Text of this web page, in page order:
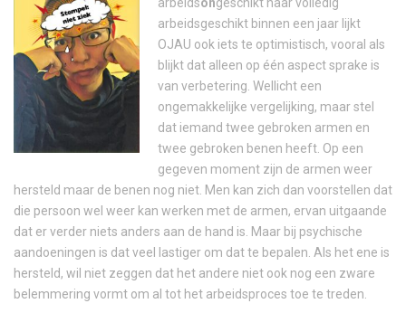
arbeidsgeschikt binnen een jaar lijkt
OJAU ook iets te optimistisch, vooral als
blijkt dat alleen op één aspect sprake is
van verbetering. Wellicht een
ongemakkelijke vergelijking, maar stel
dat iemand twee gebroken armen en
twee gebroken benen heeft. Op een
gegeven moment zijn de armen weer
hersteld maar de benen nog niet. Men kan zich dan voorstellen dat
die persoon wel weer kan werken met de armen, ervan uitgaande
dat er verder niets anders aan de hand is. Maar bij psychische
aandoeningen is dat veel lastiger om dat te bepalen. Als het ene is
hersteld, wil niet zeggen dat het andere niet ook nog een zware
belemmering vormt om al tot het arbeidsproces toe te treden.